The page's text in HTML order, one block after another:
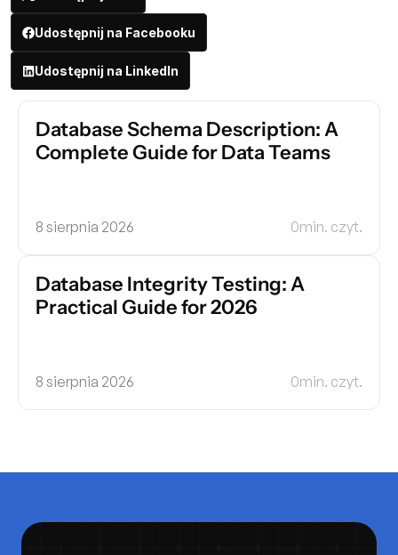
Udostępnij na Facebooku
Udostępnij na LinkedIn
Database Schema Description: A
Complete Guide for Data Teams
8 sierpnia 2026 0min. czyt.
Database Integrity Testing: A
Practical Guide for 2026
8 sierpnia 2026 0min. czyt.